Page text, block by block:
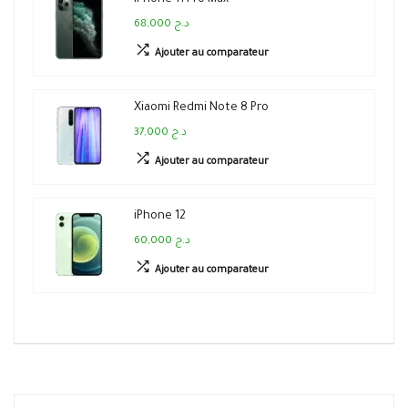
68,000 د.ج
Ajouter au comparateur
Xiaomi Redmi Note 8 Pro
37,000 د.ج
Ajouter au comparateur
iPhone 12
60,000 د.ج
Ajouter au comparateur